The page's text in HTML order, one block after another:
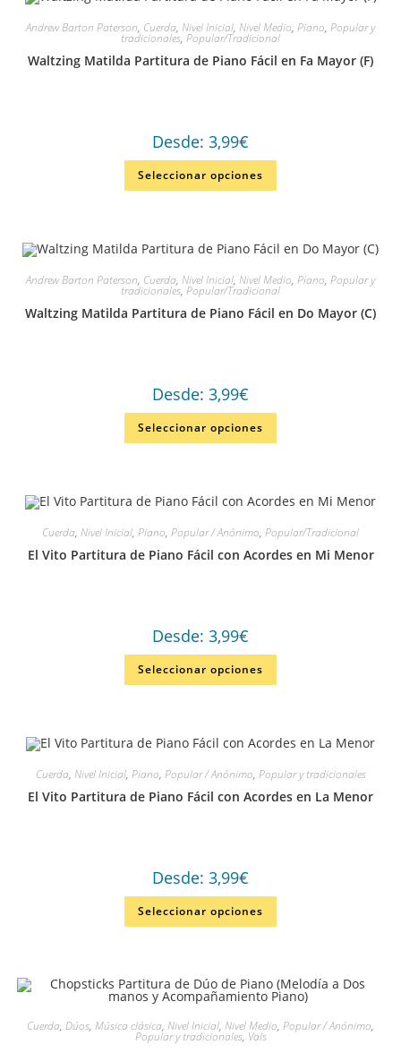
Andrew Barton Paterson, Cuerda, Nivel Inicial, Nivel Medio, Piano, Popular y
tradicionales, Popular/Tradicional
Waltzing Matilda Partitura de Piano Fácil en Fa Mayor (F)
Desde: 3,99€
Seleccionar opciones
Andrew Barton Paterson, Cuerda, Nivel Inicial, Nivel Medio, Piano, Popular y
tradicionales, Popular/Tradicional
Waltzing Matilda Partitura de Piano Fácil en Do Mayor (C)
Desde: 3,99€
Seleccionar opciones
Cuerda, Nivel Inicial, Piano, Popular / Anónimo, Popular/Tradicional
El Vito Partitura de Piano Fácil con Acordes en Mi Menor
Desde: 3,99€
Seleccionar opciones
Cuerda, Nivel Inicial, Piano, Popular / Anónimo, Popular y tradicionales
El Vito Partitura de Piano Fácil con Acordes en La Menor
Desde: 3,99€
Seleccionar opciones
Cuerda, Dúos, Música clásica, Nivel Inicial, Nivel Medio, Popular / Anónimo,
Popular y tradicionales, Vals